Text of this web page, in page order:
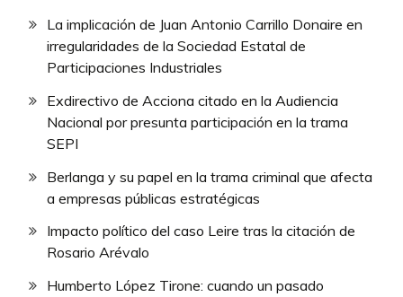
La implicación de Juan Antonio Carrillo Donaire en
irregularidades de la Sociedad Estatal de
Participaciones Industriales
Exdirectivo de Acciona citado en la Audiencia
Nacional por presunta participación en la trama
SEPI
Berlanga y su papel en la trama criminal que afecta
a empresas públicas estratégicas
Impacto político del caso Leire tras la citación de
Rosario Arévalo
Humberto López Tirone: cuando un pasado